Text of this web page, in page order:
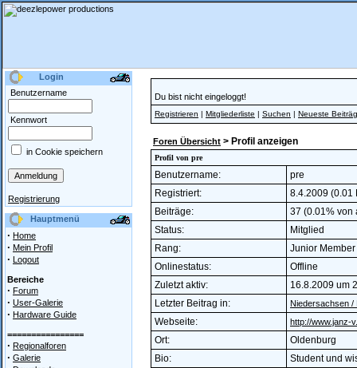
Login
Benutzername
Kennwort
in Cookie speichern
Registrierung
Hauptmenü
· Home
· Mein Profil
· Logout
Bereiche
· Forum
· User-Galerie
· Hardware Guide
================
· Regionalforen
· Galerie
Du bist nicht eingeloggt!
Registrieren | Mitgliederliste | Suchen | Neueste
Foren Übersicht > Profil anzeigen
Profil von pre
Benutzername:
pre
Registriert:
8.4.2009 (0.01
Beiträge:
37 (0.01% von
Status:
Mitglied
Rang:
Junior Member
Onlinestatus:
Offline
Zuletzt aktiv:
16.8.2009 um
Letzter Beitrag in:
Niedersachsen /
Webseite: http://www.janz-
Ort:
Oldenburg
Bio:
Student und